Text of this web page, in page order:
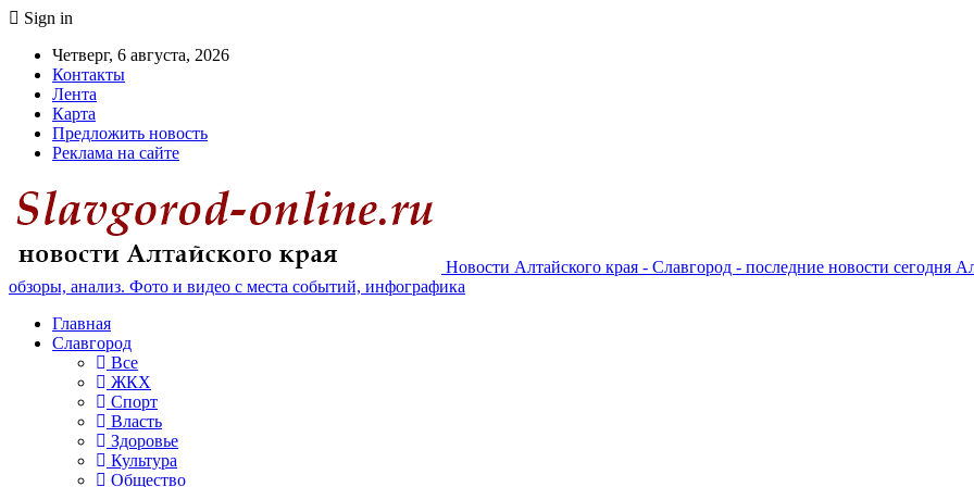
Sign in
Четверг, 6 августа, 2026
Контакты
Лента
Карта
Предложить новость
Реклама на сайте
Новости Алтайского края - Славгород - последние новости сегодня
обзоры, анализ. Фото и видео с места событий, инфографика
Главная
Славгород
Все
ЖКХ
Спорт
Власть
Здоровье
Культура
Общество